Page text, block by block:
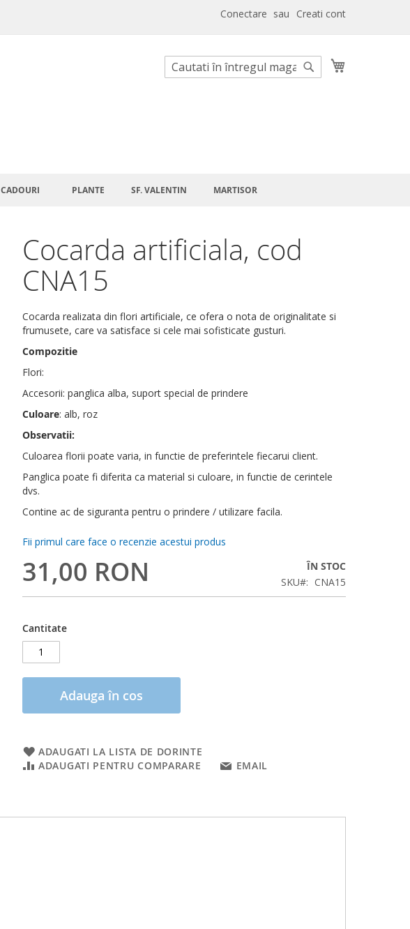
Conectare Creati cont
Cautare
CADOURI PLANTE SF. VALENTIN MARTISOR
Cocarda artificiala, cod
CNA15
Cocarda realizata din flori artificiale, ce ofera o nota de originalitate si
frumusete, care va satisface si cele mai sofisticate gusturi.
Compozitie
Flori:
Accesorii: panglica alba, suport special de prindere
Culoare: alb, roz
Observatii:
Culoarea florii poate varia, in functie de preferintele fiecarui client.
Panglica poate fi diferita ca material si culoare, in functie de cerintele
dvs.
Contine ac de siguranta pentru o prindere / utilizare facila.
Fii primul care face o recenzie acestui produs
31,00 RON
ÎN STOC
SKU
CNA15
Cantitate
Adauga în cos
ADAUGATI LA LISTA DE DORINTE
ADAUGATI PENTRU COMPARARE
EMAIL